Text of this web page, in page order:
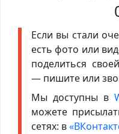
Если вы стали
есть фото или
поделиться
— пишите или
Мы доступны в
можете
сетях: в